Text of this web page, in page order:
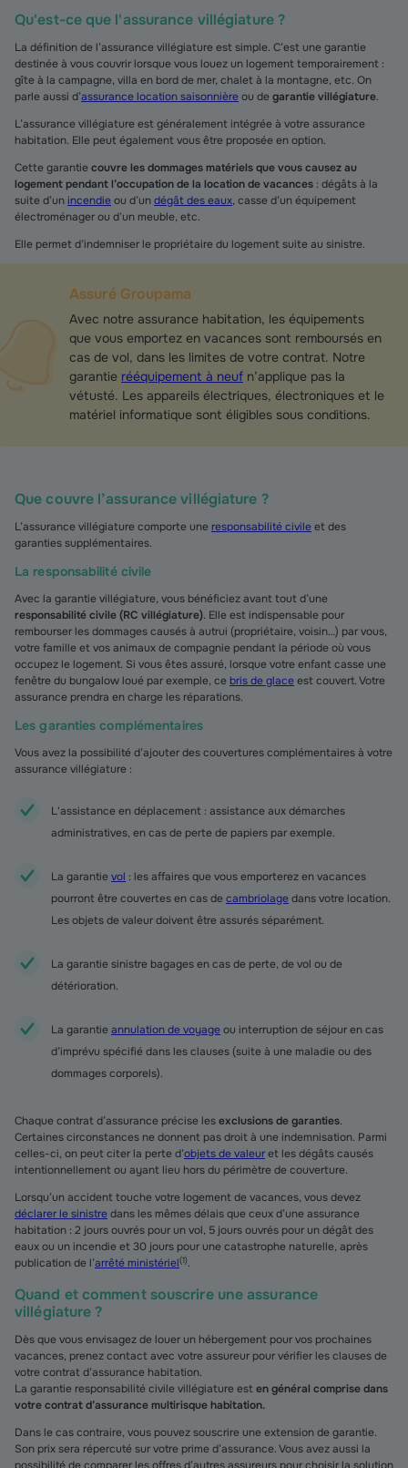
Qu'est-ce que l'assurance villégiature ?
La définition de l’assurance villégiature est simple. C’est une garantie
destinée à vous couvrir lorsque vous louez un logement temporairement :
gîte à la campagne, villa en bord de mer, chalet à la montagne, etc. On
parle aussi d’assurance location saisonnièreou degarantie villégiature.
L’assurance villégiature est généralement intégrée à votre assurance
habitation. Elle peut également vous être proposée en option.
Cette garantiecouvre les dommages matériels que vous causez au
logement pendant l’occupation de la location de vacances : dégâts à la
suite d’un incendieou d’undégât des eaux, casse d’un équipement
électroménager ou d’un meuble, etc.
Elle permet d’indemniser le propriétaire du logement suite au sinistre.
Assuré Groupama
Avec notre assurance habitation, les équipements
que vous emportez en vacances sont remboursés en
cas de vol, dans les limites de votre contrat. Notre
garantie rééquipement à neuf n’applique pas la
vétusté. Les appareils électriques, électroniques et le
matériel informatique sont éligibles sous conditions.
Que couvre l’assurance villégiature ?
L’assurance villégiature comporte une responsabilité civileet des
garanties supplémentaires.
La responsabilité civile
Avec la garantie villégiature, vous bénéficiez avant tout d’une
responsabilité civile (RC villégiature). Elle est indispensable pour
rembourser les dommages causés à autrui (propriétaire, voisin…) par vous,
votre famille et vos animaux de compagnie pendant la période où vous
occupez le logement. Si vous êtes assuré, lorsque votre enfant casse une
fenêtre du bungalow loué par exemple, ce bris de glaceest couvert. Votre
assurance prendra en charge les réparations.
Les garanties complémentaires
Vous avez la possibilité d’ajouter des couvertures complémentaires à votre
assurance villégiature :
L'assistance en déplacement : assistance aux démarches
administratives, en cas de perte de papiers par exemple.
La garantievol : les affaires que vous emporterez en vacances
pourront être couvertes en cas decambriolagedans votre location.
Les objets de valeur doivent être assurés séparément.
La garantie sinistre bagages en cas de perte, de vol ou de
détérioration.
La garantieannulation de voyageou interruption de séjour en cas
d’imprévu spécifié dans les clauses (suite à une maladie ou des
dommages corporels).
Chaque contrat d’assurance précise lesexclusions de garanties.
Certaines circonstances ne donnent pas droit à une indemnisation. Parmi
celles-ci, on peut citer la perte d’objets de valeuret les dégâts causés
intentionnellement ou ayant lieu hors du périmètre de couverture.
Lorsqu’un accident touche votre logement de vacances, vous devez
déclarer le sinistredans les mêmes délais que ceux d’une assurance
habitation : 2 jours ouvrés pour un vol, 5 jours ouvrés pour un dégât des
eaux ou un incendie et 30 jours pour une catastrophe naturelle, après
publication de l’arrêté ministériel(1).
Quand et comment souscrire une assurance
villégiature ?
Dès que vous envisagez de louer un hébergement pour vos prochaines
vacances, prenez contact avec votre assureur pour vérifier les clauses de
votre contrat d’assurance habitation.
La garantie responsabilité civile villégiature esten général comprise dans
votre contrat d’assurance multirisque habitation.
Dans le cas contraire, vous pouvez souscrire une extension de garantie.
Son prix sera répercuté sur votre prime d’assurance. Vous avez aussi la